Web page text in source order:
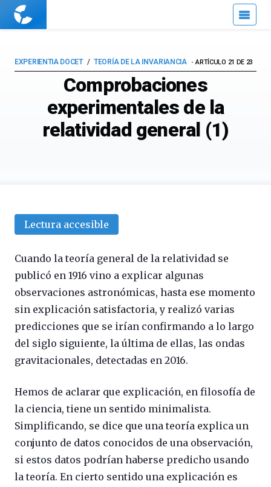
Cuaderno
Comprobaciones
experimentales de la
relatividad general (1)
EXPERIENTIA DOCET TEORÍA DE LA INVARIANCIA ARTÍCULO 21 DE 23
Lectura accesible
Cuando la teoría general de la relatividad se
publicó en 1916 vino a explicar algunas
observaciones astronómicas, hasta ese momento
sin explicación satisfactoria, y realizó varias
predicciones que se irían confirmando a lo largo
del siglo siguiente, la última de ellas, las ondas
gravitacionales, detectadas en 2016.
Hemos de aclarar que explicación, en filosofía de
la ciencia, tiene un sentido minimalista.
Simplificando, se dice que una teoría explica un
conjunto de datos conocidos de una observación,
si estos datos podrían haberse predicho usando
la teoría. En cierto sentido una explicación es